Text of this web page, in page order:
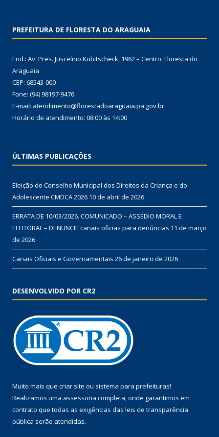
PREFEITURA DE FLORESTA DO ARAGUAIA
End.: Av. Pres. Juscelino Kubitscheck, 1962 – Centro, Floresta do
Araguaia
CEP: 68543-000
Fone: (94) 98197-9476
E-mail: atendimento@florestadoaraguaia.pa.gov.br
Horário de atendimento: 08:00 às 14:00
ÚLTIMAS PUBLICAÇÕES
Eleição do Conselho Municipal dos Direitos da Criança e do
Adolescente CMDCA 2026 10 de abril de 2026
ERRATA DE 10/03/2026. COMUNICADO – ASSÉDIO MORAL E
ELEITORAL – DENUNCIE canais oficias para denúncias 11 de março
de 2026
Canais Oficiais e Governamentais 26 de janeiro de 2026
DESENVOLVIDO POR CR2
Muito mais que criar site ou sistema para prefeituras!
Realizamos uma assessoria completa, onde garantimos em
contrato que todas as exigências das leis de transparência
pública serão atendidas.